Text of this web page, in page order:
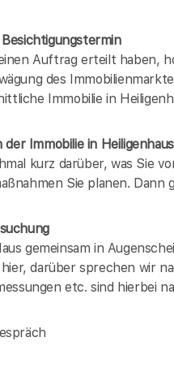
Auftrag erteilt haben,
des
Immobilie in
Immobilie in Heiligenhaus
kurz darüber, was Sie
Sie planen. Dann
gemeinsam in
darüber sprechen wir
etc. sind hierbei